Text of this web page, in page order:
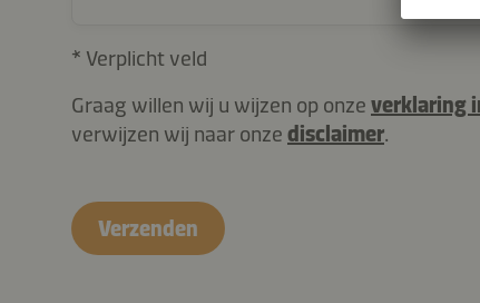
* Verplicht veld
Graag willen wij u wijzen op onze verklaring
verwijzen wij naar onze disclaimer.
B2B-
26616-
Verzenden